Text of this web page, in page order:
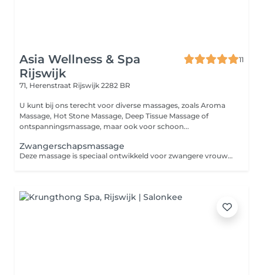
Asia Wellness & Spa
Rijswijk
11
71, Herenstraat Rijswijk 2282 BR
U kunt bij ons terecht voor diverse massages, zoals Aroma
Massage, Hot Stone Massage, Deep Tissue Massage of
ontspanningsmassage, maar ook voor schoon...
Zwangerschapsmassage
Deze massage is speciaal ontwikkeld voor zwangere vrouwen en is gericht op het welzijn van moeder en kind en het verlichten van zwangerschapspijntjes en -klachten.